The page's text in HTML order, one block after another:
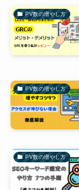
PV数の増やし方
PV数の増やし方
PV数の増やし方